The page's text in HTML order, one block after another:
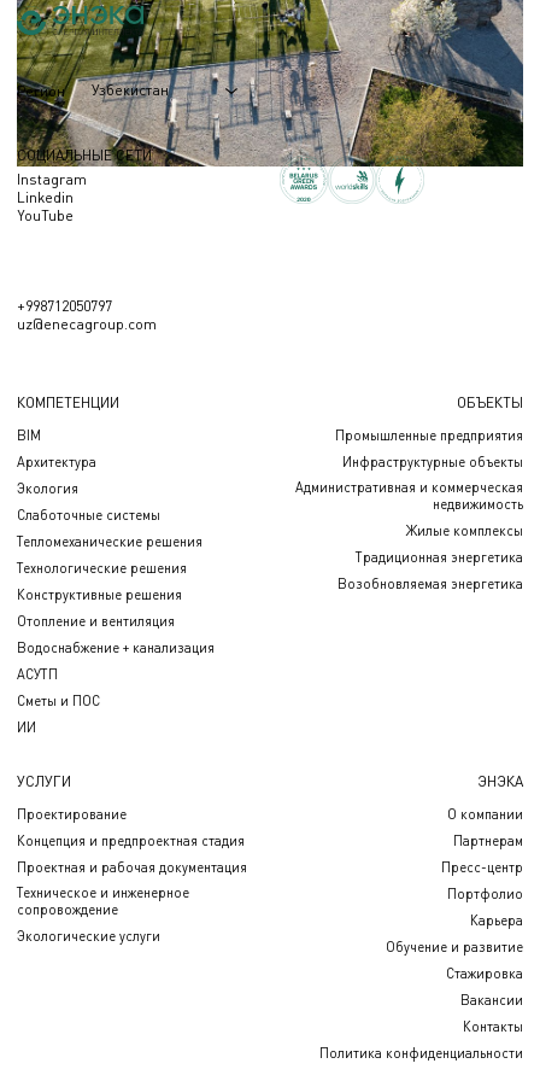
Регион Узбекистан
СОЦИАЛЬНЫЕ СЕТИ
Instagram
Linkedin
YouTube
+998712050797
uz@enecagroup.com
КОМПЕТЕНЦИИ
BIM
Архитектура
Экология
Слаботочные системы
Тепломеханические решения
Технологические решения
Конструктивные решения
Отопление и вентиляция
Водоснабжение + канализация
АСУТП
Сметы и ПОС
ИИ
ОБЪЕКТЫ
Промышленные предприятия
Инфраструктурные объекты
Административная и коммерческая
недвижимость
Жилые комплексы
Традиционная энергетика
Возобновляемая энергетика
УСЛУГИ
Проектирование
Концепция и предпроектная стадия
Проектная и рабочая документация
Техническое и инженерное
сопровождение
Экологические услуги
ЭНЭКА
О компании
Партнерам
Пресс-центр
Портфолио
Карьера
Обучение и развитие
Стажировка
Вакансии
Контакты
Политика конфиденциальности